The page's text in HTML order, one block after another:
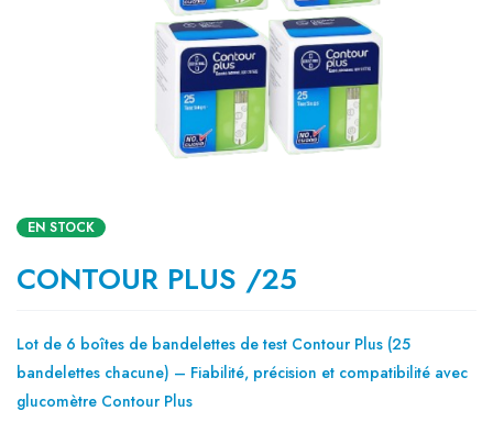
EN STOCK
CONTOUR PLUS /25
Lot de 6 boîtes de bandelettes de test Contour Plus (25
bandelettes chacune) – Fiabilité, précision et compatibilité avec
glucomètre Contour Plus